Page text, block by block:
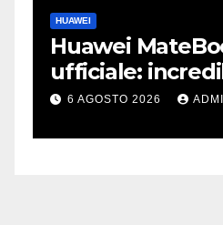
HUAWEI
Huawei
ufficiale:
leggero e
6 AGOSTO 2026